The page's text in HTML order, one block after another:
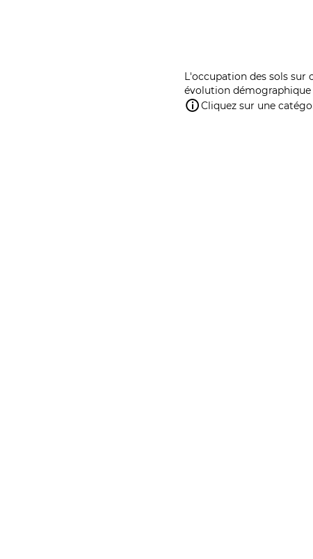
L'occupation des sols sur
évolution
Cliquez sur une